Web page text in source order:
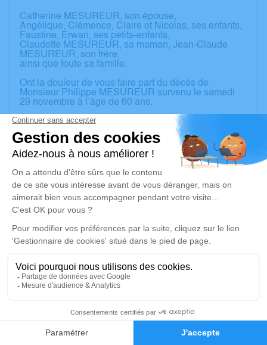
Faire-part Hommages
Catherine MESUREUR, son épouse,
Angélique, Clémence, Claire et Nicolas, ses enfants,
Faustine, Erwan, ses petits-enfants,
Claudette MESUREUR, sa maman, Jean-Claude
MESUREUR, son frère,
ainsi que toute sa famille,
Ont la douleur de vous faire part du décès de
Monsieur Philippe MESUREUR survenu le samedi
29 novembre à l’âge de 60 ans.
La levée du corps aura lieu le Lundi 8 décembre 2025
à 9 h 30 A la Chambre Funéraire Delassasseigne -
Route de Paris à Pont-Sur-Yonne 89140.
La cérémonie civile aura lieu le Lundi 8 décembre
2025 à 10 h 15 Au Cimetière de Vinneuf 89140. Un
registre à signature tiendra lieu de condoléances
Un service de plantation d’arbre hommage est
disponible ici.
Je rends hommage
Cérémonie civile
Cimetière de Vinneuf